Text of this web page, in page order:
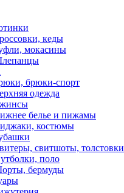
кеды
мокасины
брюки-спорт
одежда
белье и пижамы
костюмы
свитшоты, толстовки
поло
бермуды